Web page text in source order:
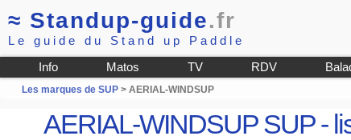
≈ Standup-guide.fr
Le guide du Stand up Paddle
Info Matos TV RDV
Les marques de SUP> AERIAL-WINDSUP
AERIAL-WINDSUP SUP -